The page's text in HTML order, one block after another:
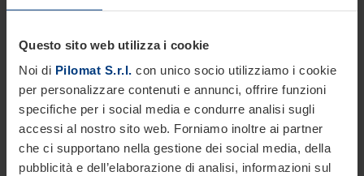
Questo sito web utilizza i cookie
Noi di Pilomat S.r.l. con unico socio utilizziamo i cookie
per personalizzare contenuti e annunci, offrire funzioni
specifiche per i social media e condurre analisi sugli
accessi al nostro sito web. Forniamo inoltre ai partner
che ci supportano nella gestione dei social media, della
pubblicità e dell’elaborazione di analisi, informazioni sul